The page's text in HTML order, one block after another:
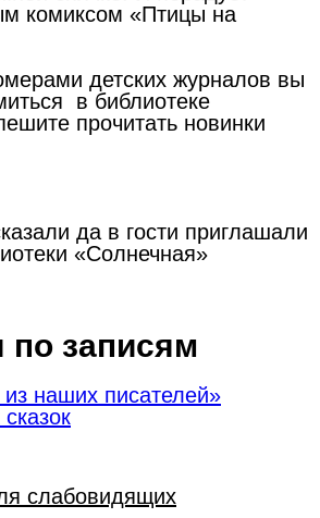
комиксом «Птицы на
детских журналов вы
в библиотеке
прочитать новинки
да в гости приглашали
«Солнечная»
по записям
наших писателей»
слабовидящих